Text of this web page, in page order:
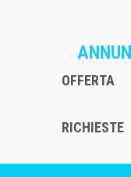
OFFERTA
RICHIESTE